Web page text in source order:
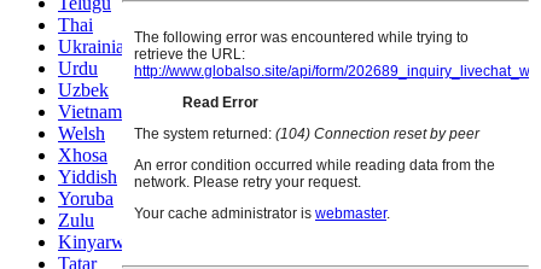
Thai
Ukrainian
Urdu
Uzbek
Vietnamese
Welsh
Xhosa
Yiddish
Yoruba
Zulu
Kinyarwanda
Tatar